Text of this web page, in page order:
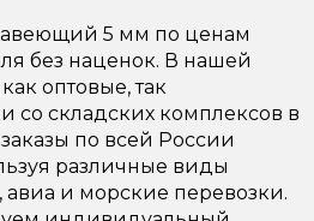
5 мм по ценам
без наценок. В нашей
оптовые, так
со складских комплексов в
по всей России
различные виды
авиа и морские перевозки.